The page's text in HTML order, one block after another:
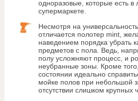
одноразовые, которые есть
супермаркете.
Несмотря на
отличается полотер mint,
наведением порядка убрать
предметов с пола. Ведь,
полу усложняют процесс, и
неубранные зоны. Кроме
состоянии идеально
мойке полов при небольшой
отсутствии слишком крупных